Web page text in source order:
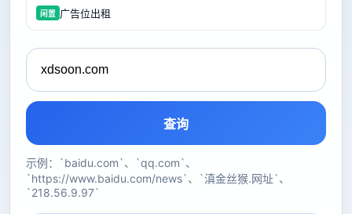
闲置 广告位出租
查询
示例：`baidu.com`、`qq.com`、
`https://www.baidu.com/news`、`滇金丝猴.网址`、
`218.56.9.97`